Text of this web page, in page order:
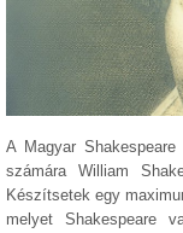
A Magyar
számára William
Készítsetek egy
melyet Shakespeare